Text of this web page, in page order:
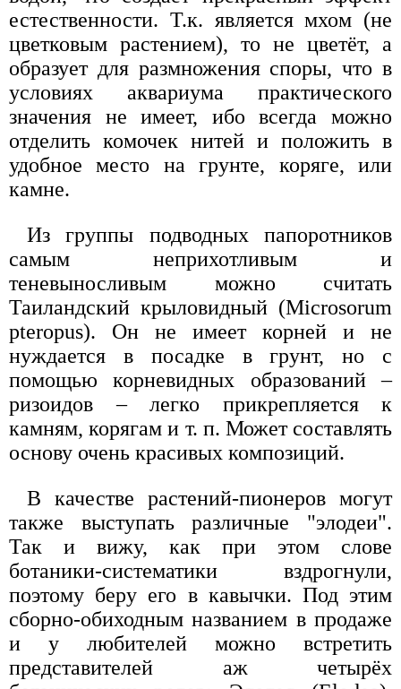
естественности. Т.к. является мхом (не
цветковым растением), то не цветёт, а
образует для размножения споры, что в
условиях аквариума практического
значения не имеет, ибо всегда можно
отделить комочек нитей и положить в
удобное место на грунте, коряге, или
камне.
Из группы подводных папоротников
самым неприхотливым и
теневыносливым можно считать
Таиландский крыловидный (Microsorum
pteropus). Он не имеет корней и не
нуждается в посадке в грунт, но с
помощью корневидных образований –
ризоидов – легко прикрепляется к
камням, корягам и т. п. Может составлять
основу очень красивых композиций.
В качестве растений-пионеров могут
также выступать различные "элодеи".
Так и вижу, как при этом слове
ботаники-систематики вздрогнули,
поэтому беру его в кавычки. Под этим
сборно-обиходным названием в продаже
и у любителей можно встретить
представителей аж четырёх